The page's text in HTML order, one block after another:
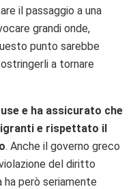
il passaggio a una
grandi onde,
punto sarebbe
a tornare
e ha assicurato che
e rispettato il
. Anche il governo greco
del diritto
ha però seriamente